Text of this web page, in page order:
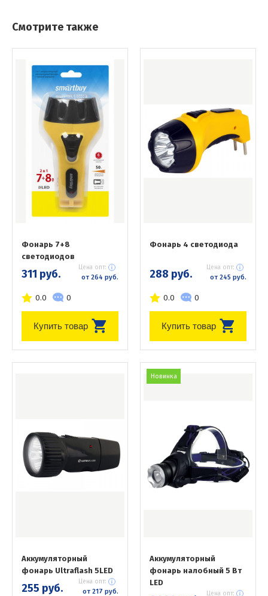
Смотрите также
Фонарь 7+8
светодиодов
311 руб. Цена опт:
от 264 руб.
0.0 0
Купить товар
Фонарь 4 светодиода
288 руб. Цена опт:
от 245 руб.
0.0 0
Купить товар
Аккумуляторный
фонарь Ultraflash 5LED
255 руб. Цена опт:
от 217 руб.
Новинка
Аккумуляторный
фонарь налобный 5 Вт
LED
Цена опт: